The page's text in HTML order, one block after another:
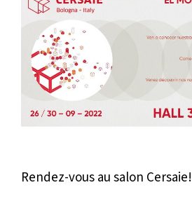
Rendez-vous au salon Cersaie!